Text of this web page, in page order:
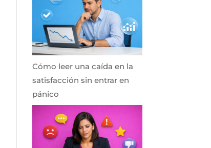
Cómo leer una caída en la
satisfacción sin entrar en
pánico